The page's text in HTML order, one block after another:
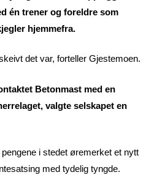
én trener og foreldre som
hjemmefra.
det var, forteller Gjestemoen.
Betonmast med en
valgte selskapet en
i stedet øremerket et nytt
med tydelig tyngde.